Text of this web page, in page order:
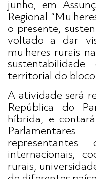
junho, em
Regional
o presente,
voltado a dar
mulheres rurais
territorial do bloco
A atividade será
República do
híbrida, e
representantes
internacionais,
rurais,